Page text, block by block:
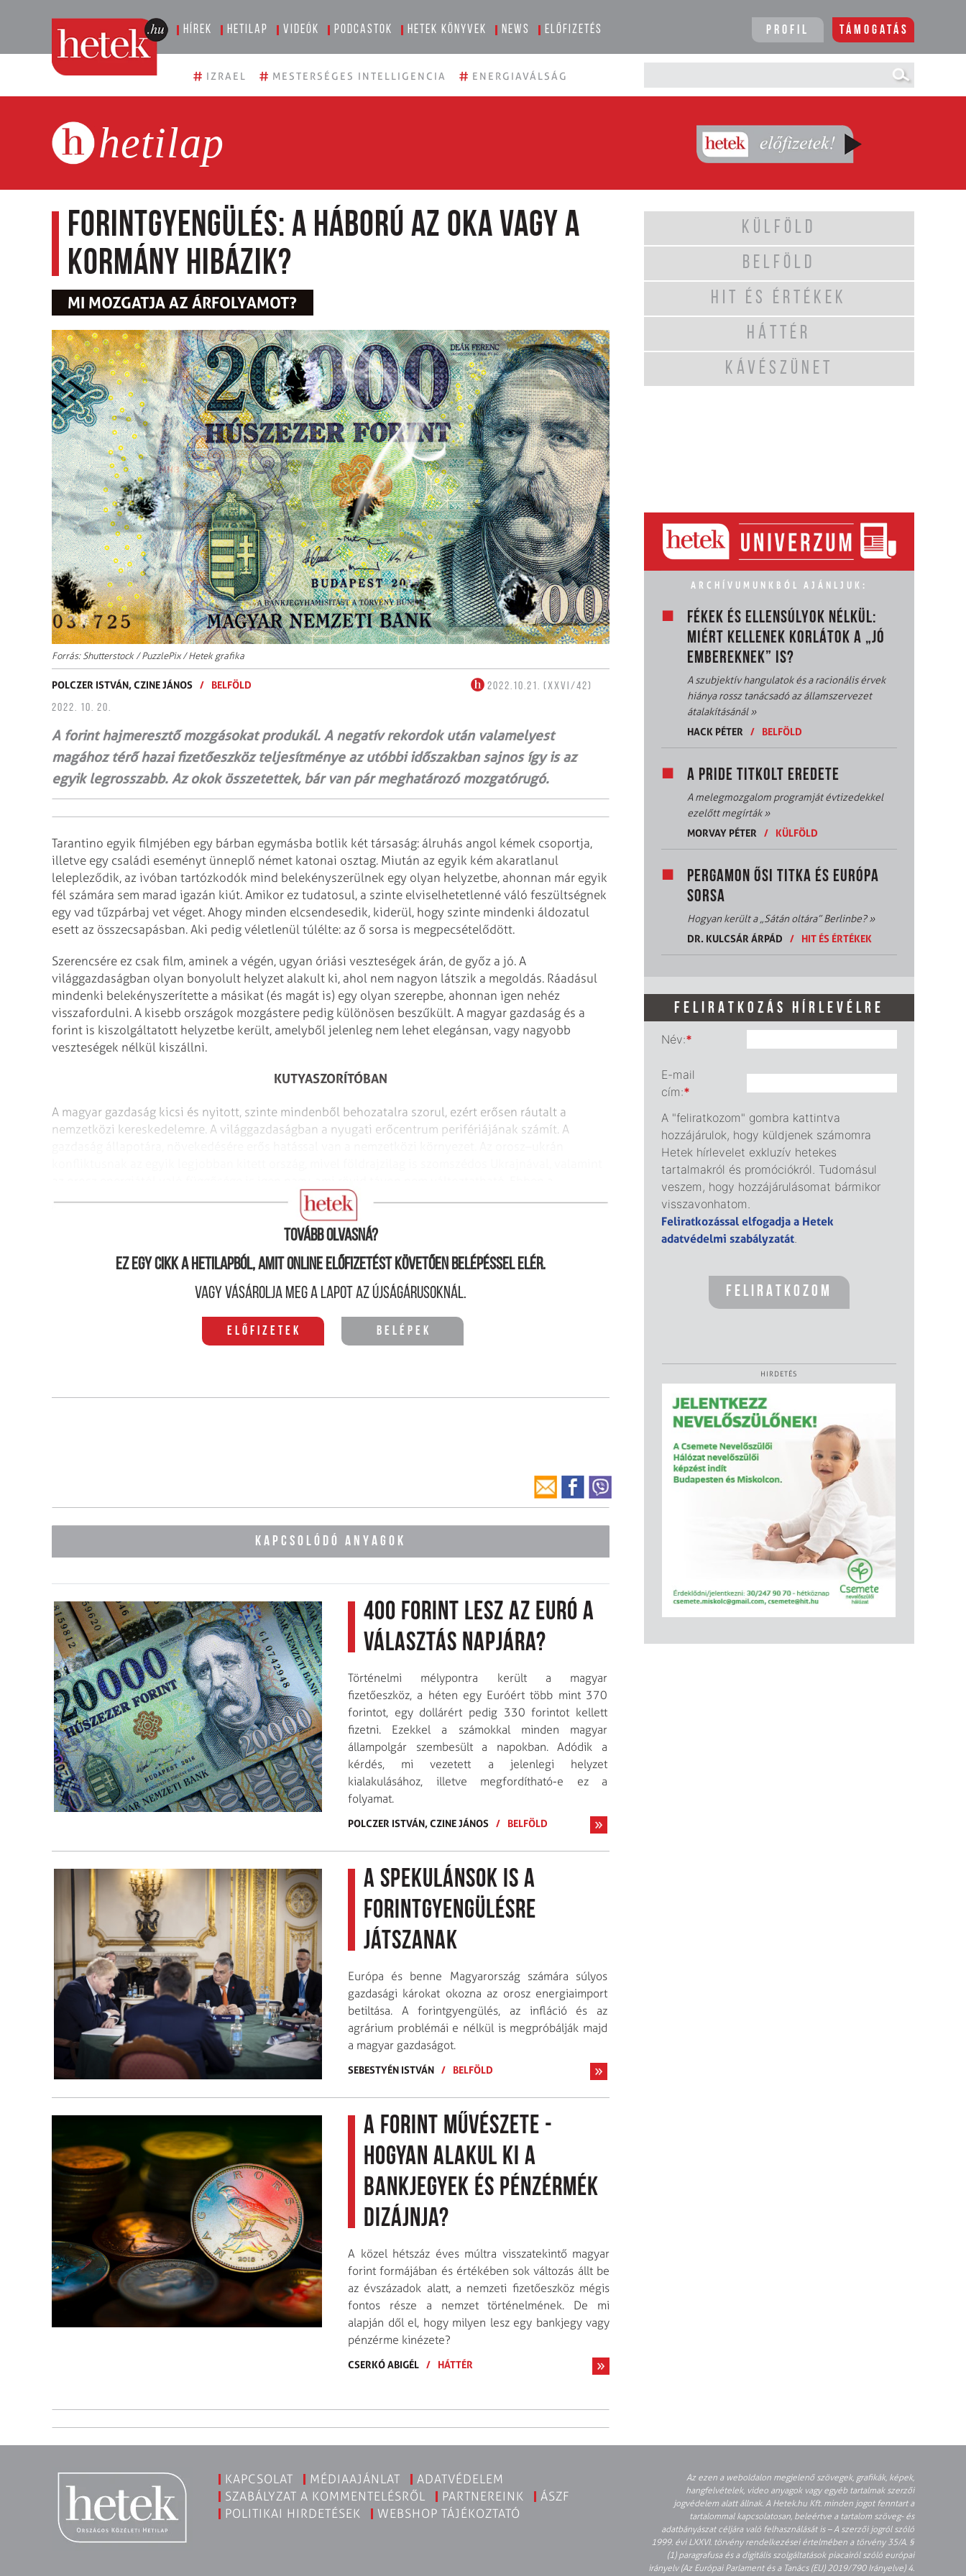
Hírek Hetilap Videók Podcastok Hetek könyvek News Előfizetés Profil Támogatás
# IZRAEL # MESTERSÉGES INTELLIGENCIA # ENERGIAVÁLSÁG
hetilap
Forintgyengülés: a háború az oka vagy a
kormány hibázik?
MI MOZGATJA AZ ÁRFOLYAMOT?
Forrás: Shutterstock / PuzzlePix / Hetek grafika
POLCZER ISTVÁN,CZINE JÁNOS / BELFÖLD
2022.10.21. (XXVI/42)
2022. 10. 20.
A forint hajmeresztő mozgásokat produkál. A negatív rekordok után valamelyest
magához térő hazai fizetőeszköz teljesítménye az utóbbi időszakban sajnos így is az
egyik legrosszabb. Az okok összetettek, bár van pár meghatározó mozgatórugó.
Tarantino egyik filmjében egy bárban egymásba botlik két társaság: álruhás angol kémek csoportja,
illetve egy családi eseményt ünneplő német katonai osztag. Miután az egyik kém akaratlanul
lelepleződik, az ivóban tartózkodók mind belekényszerülnek egy olyan helyzetbe, ahonnan már egyik
fél számára sem marad igazán kiút. Amikor ez tudatosul, a szinte elviselhetetlenné váló feszültségnek
egy vad tűzpárbaj vet véget. Ahogy minden elcsendesedik, kiderül, hogy szinte mindenki áldozatul
esett az összecsapásban. Aki pedig véletlenül túlélte: az ő sorsa is megpecsételődött.
Szerencsére ez csak film, aminek a végén, ugyan óriási veszteségek árán, de győz a jó. A
világgazdaságban olyan bonyolult helyzet alakult ki, ahol nem nagyon látszik a megoldás. Ráadásul
mindenki belekényszerítette a másikat (és magát is) egy olyan szerepbe, ahonnan igen nehéz
visszafordulni. A kisebb országok mozgástere pedig különösen beszűkült. A magyar gazdaság és a
forint is kiszolgáltatott helyzetbe került, amelyből jelenleg nem lehet elegánsan, vagy nagyobb
veszteségek nélkül kiszállni.
KUTYASZORÍTÓBAN
A magyar gazdaság kicsi és nyitott, szinte mindenből behozatalra szorul, ezért erősen ráutalt a
nemzetközi kereskedelemre. A világgazdaságban a nyugati erőcentrum perifériájának számít. A
helyzetben a forint árfolyamát az alábbi tényezők befolyásolják leg­inkább.
Tovább olvasná?
Ez egy cikk a hetilapból, amit online előfizetést követően belépéssel elér.
Vagy vásárolja meg a lapot az újságárusoknál.
Előfizetek Belépek
KAPCSOLÓDÓ ANYAGOK
400 forint lesz az euró a
választás napjára?
Történelmi mélypontra került a magyar
fizetőeszköz, a héten egy Euróért több mint 370
forintot, egy dollárért pedig 330 forintot kellett
fizetni. Ezekkel a számokkal minden magyar
állampolgár szembesült a napokban. Adódik a
kérdés, mi vezetett a jelenlegi helyzet
kialakulásához, illetve megfordítható-e ez a
folyamat.
POLCZER ISTVÁN,CZINE JÁNOS / BELFÖLD
A spekulánsok is a
forintgyengülésre
játszanak
Európa és benne Magyarország számára súlyos
gazdasági károkat okozna az orosz energiaimport
betiltása. A forintgyengülés, az infláció és az
agrárium problémái e nélkül is megpróbálják majd
a magyar gazdaságot.
SEBESTYÉN ISTVÁN / BELFÖLD
A forint művészete -
Hogyan alakul ki a
bankjegyek és pénzérmék
dizájnja?
A közel hétszáz éves múltra visszatekintő magyar
forint formájában és értékében sok változás állt be
az évszázadok alatt, a nemzeti fizetőeszköz mégis
fontos része a nemzet történelmének. De mi
alapján dől el, hogy milyen lesz egy bankjegy vagy
pénzérme kinézete?
CSERKÓ ABIGÉL / HÁTTÉR
KÜLFÖLD
BELFÖLD
HIT ÉS ÉRTÉKEK
HÁTTÉR
KÁVÉSZÜNET
ARCHÍVUMUNKBÓL AJÁNLJUK:
FÉKEK ÉS ELLENSÚLYOK NÉLKÜL:
MIÉRT KELLENEK KORLÁTOK A „JÓ
EMBEREKNEK” IS?
A szubjektív hangulatok és a racionális érvek
hiánya rossz tanácsadó az államszervezet
átalakításánál»
HACK PÉTER
/ BELFÖLD
A PRIDE TITKOLT EREDETE
A melegmozgalom programját évtizedekkel
ezelőtt megírták»
MORVAY PÉTER
/ KÜLFÖLD
PERGAMON ŐSI TITKA ÉS EURÓPA
SORSA
Hogyan került a „Sátán oltára” Berlinbe?»
DR. KULCSÁR ÁRPÁD
/ HIT ÉS ÉRTÉKEK
FELIRATKOZÁS HÍRLEVÉLRE
Név:*
E-mail
cím:*
A "feliratkozom" gombra kattintva
hozzájárulok, hogy küldjenek számomra
Hetek hírlevelet exkluzív hetekes
tartalmakról és promóciókról. Tudomásul
veszem, hogy hozzájárulásomat bármikor
visszavonhatom.
Feliratkozással elfogadja a Hetek
adatvédelmi szabályzatát.
HIRDETÉS
KAPCSOLAT MÉDIAAJÁNLAT
ADATVÉDELEM
SZABÁLYZAT A KOMMENTELÉSRŐL
PARTNEREINK
ÁSZF
POLITIKAI HIRDETÉSEK
WEBSHOP TÁJÉKOZTATÓ
Az ezen a weboldalon megjelenő szövegek, grafikák, képek,
hangfelvételek, video anyagok vagy egyéb tartalmak szerzői
jogvédelem alatt állnak. A Hetek.hu Kft. minden jogot fenntart a
tartalommal kapcsolatosan, beleértve a tartalom szöveg- és
adatbányászat céljára való felhasználását is – A szerzői jogról szóló
1999. évi LXXVI. törvény rendelkezései értelmében a törvény 35/A. §
(1) paragrafusa és a digitális szolgáltatások piacairól szóló európai
irányelv (Az Európai Parlament és a Tanács (EU) 2019/790 Irányelve) 4.